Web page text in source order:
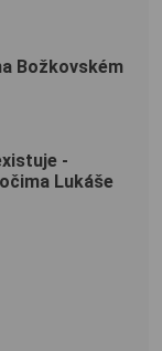
Božkovském
-
Lukáše